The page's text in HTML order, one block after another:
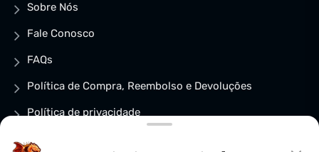
Sobre Nós
Fale Conosco
FAQs
Política de Compra, Reembolso e Devoluções
Política de privacidade
Política de Cookies (BR)